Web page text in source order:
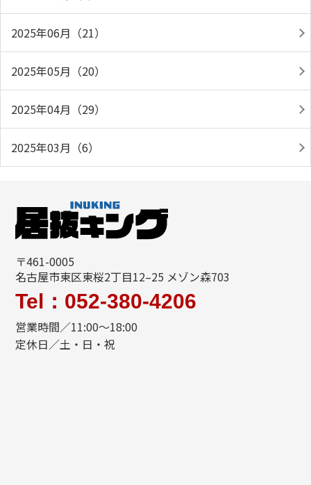
2025年06月（21）
2025年05月（20）
2025年04月（29）
2025年03月（6）
〒461-0005
名古屋市東区東桜2丁目12–25 メゾン森703
Tel：052-380-4206
営業時間／11:00〜18:00
定休日／土・日・祝